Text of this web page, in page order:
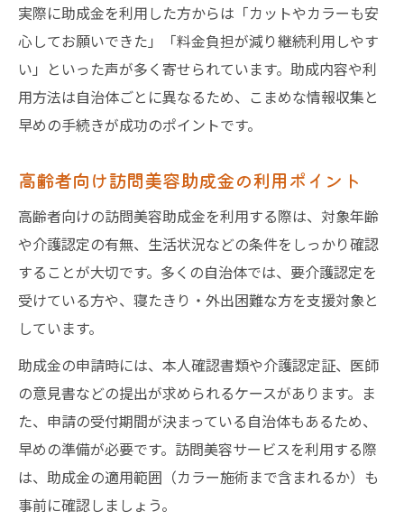
実際に助成金を利用した方からは「カットやカラーも安
心してお願いできた」「料金負担が減り継続利用しやす
い」といった声が多く寄せられています。助成内容や利
用方法は自治体ごとに異なるため、こまめな情報収集と
早めの手続きが成功のポイントです。
高齢者向け訪問美容助成金の利用ポイント
高齢者向けの訪問美容助成金を利用する際は、対象年齢
や介護認定の有無、生活状況などの条件をしっかり確認
することが大切です。多くの自治体では、要介護認定を
受けている方や、寝たきり・外出困難な方を支援対象と
しています。
助成金の申請時には、本人確認書類や介護認定証、医師
の意見書などの提出が求められるケースがあります。ま
た、申請の受付期間が決まっている自治体もあるため、
早めの準備が必要です。訪問美容サービスを利用する際
は、助成金の適用範囲（カラー施術まで含まれるか）も
事前に確認しましょう。